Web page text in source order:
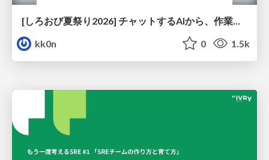
kk0n
0 1.5k